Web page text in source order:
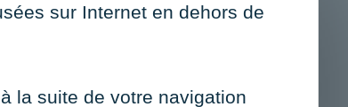
COURTES
sur Internet en dehors de
la suite de votre navigation